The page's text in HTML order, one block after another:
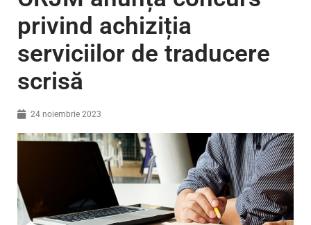
privind achiziția
serviciilor de traducere
scrisă
24 noiembrie 2023